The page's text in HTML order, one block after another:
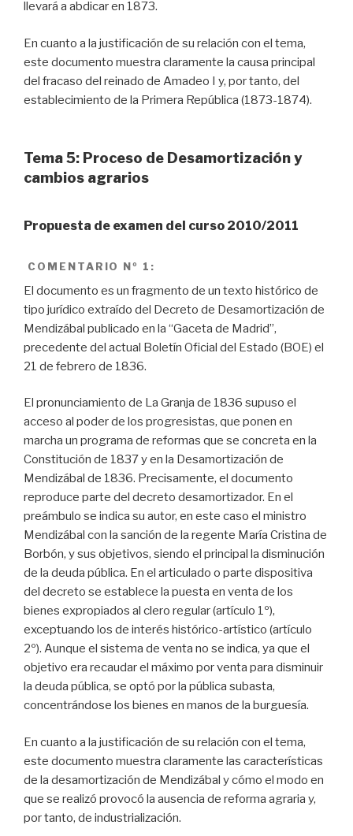
llevará a abdicar en 1873.
En cuanto a la justificación de su relación con el tema,
este documento muestra claramente la causa principal
del fracaso del reinado de Amadeo I y, por tanto, del
establecimiento de la Primera República (1873-1874).
Tema 5: Proceso de Desamortización y
cambios agrarios
Propuesta de examen del curso 2010/2011
COMENTARIO Nº 1:
El documento es un fragmento de un texto histórico de
tipo jurídico extraído del Decreto de Desamortización de
Mendizábal publicado en la “Gaceta de Madrid”,
precedente del actual Boletín Oficial del Estado (BOE) el
21 de febrero de 1836.
El pronunciamiento de La Granja de 1836 supuso el
acceso al poder de los progresistas, que ponen en
marcha un programa de reformas que se concreta en la
Constitución de 1837 y en la Desamortización de
Mendizábal de 1836. Precisamente, el documento
reproduce parte del decreto desamortizador. En el
preámbulo se indica su autor, en este caso el ministro
Mendizábal con la sanción de la regente María Cristina de
Borbón, y sus objetivos, siendo el principal la disminución
de la deuda pública. En el articulado o parte dispositiva
del decreto se establece la puesta en venta de los
bienes expropiados al clero regular (artículo 1º),
exceptuando los de interés histórico-artístico (artículo
2º). Aunque el sistema de venta no se indica, ya que el
objetivo era recaudar el máximo por venta para disminuir
la deuda pública, se optó por la pública subasta,
concentrándose los bienes en manos de la burguesía.
En cuanto a la justificación de su relación con el tema,
este documento muestra claramente las características
de la desamortización de Mendizábal y cómo el modo en
que se realizó provocó la ausencia de reforma agraria y,
por tanto, de industrialización.